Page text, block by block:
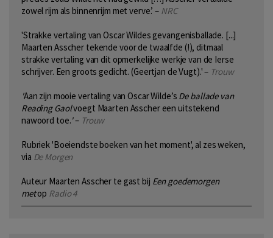
zowel rijm als binnenrijm met verve.’ – NRC
'Strakke vertaling van Oscar Wildes gevangenisballade. [...]
Maarten Asscher tekende voor de twaalfde (!), ditmaal
strakke vertaling van dit opmerkelijke werkje van de Ierse
schrijver. Een groots gedicht. (Geertjan de Vugt).' – Trouw
'Aan zijn mooie vertaling van Oscar Wilde’s De ballade van
Reading Gaolvoegt Maarten Asscher een uitstekend
nawoord toe.'– Trouw
Rubriek 'Boeiendste boeken van het moment', al zes weken,
via De Morgen
Auteur Maarten Asscher te gast bij Een goedemorgen
metop Radio 4